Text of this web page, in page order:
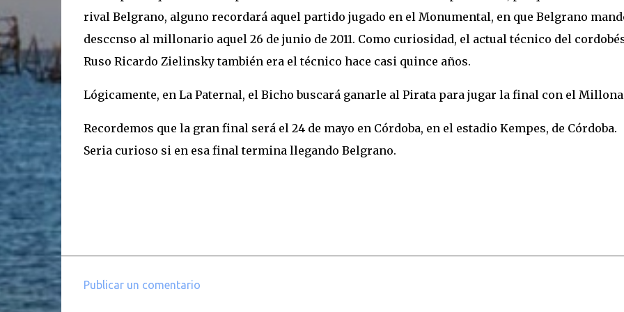
rival Belgrano, alguno recordará aquel partido jugado en el Monumental, en que Belgrano
desccnso al millonario aquel 26 de junio de 2011. Como curiosidad, el actual técnico del
Ruso Ricardo Zielinsky también era el técnico hace casi quince años.
Lógicamente, en La Paternal, el Bicho buscará ganarle al Pirata para jugar la final con el
Recordemos que la gran final será el 24 de mayo en Córdoba, en el estadio Kempes, de Córdoba.
Seria curioso si en esa final termina llegando Belgrano.
Publicar un comentario